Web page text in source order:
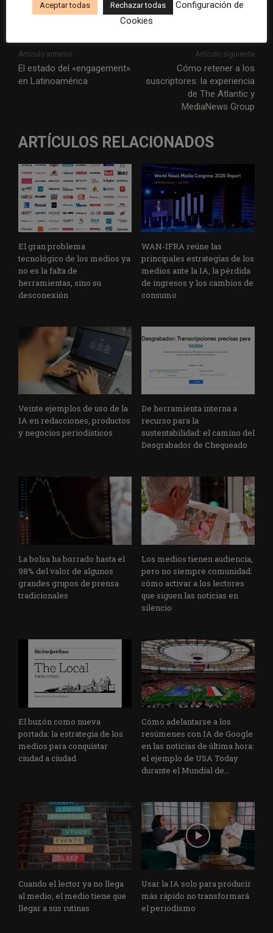
Artículo anterior
El estado del «engagement»
en Latinoamérica
Artículo siguiente
Cómo retener a los
suscriptores: la experiencia
de The Atlantic y
MediaNews Group
ARTÍCULOS RELACIONADOS
El gran problema
tecnológico de los medios ya
no es la falta de
herramientas, sino su
desconexión
WAN-IFRA reúne las
principales estrategias de los
medios ante la IA, la pérdida
de ingresos y los cambios de
consumo
Veinte ejemplos de uso de la
IA en redacciones, productos
y negocios periodísticos
De herramienta interna a
recurso para la
sustentabilidad: el camino del
Desgrabador de Chequeado
La bolsa ha borrado hasta el
98% del valor de algunos
grandes grupos de prensa
tradicionales
Los medios tienen audiencia,
pero no siempre comunidad:
cómo activar a los lectores
que siguen las noticias en
silencio
El buzón como nueva
portada: la estrategia de los
medios para conquistar
ciudad a ciudad
Cómo adelantarse a los
resúmenes con IA de Google
en las noticias de última hora:
el ejemplo de USA Today
durante el Mundial de...
Cuando el lector ya no llega
al medio, el medio tiene que
llegar a sus rutinas
Usar la IA solo para producir
más rápido no transformará
el periodismo
Aceptar todas Rechazar todas
Configuración de
Cookies